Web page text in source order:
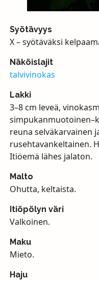
Syötävyys
X – syötäväksi
Näköislajit
talvivinokas
Lakki
3–8 cm leveä,
reuna selväkarvainen
rusehtavankeltainen.
Itiöemä lähes jalaton.
Malto
Ohutta, keltaista.
Itiöpölyn väri
Valkoinen.
Maku
Mieto.
Haju